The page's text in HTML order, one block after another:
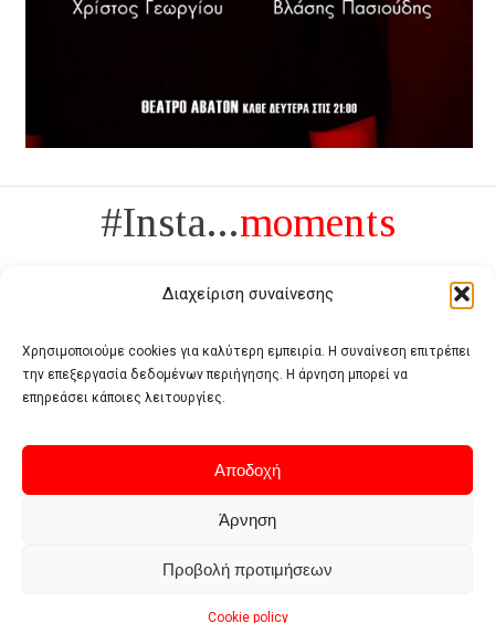
Διαχείριση συναίνεσης
Χρησιμοποιούμε cookies για καλύτερη εμπειρία. Η συναίνεση επιτρέπει
την επεξεργασία δεδομένων περιήγησης. Η άρνηση μπορεί να
επηρεάσει κάποιες λειτουργίες.
Αποδοχή
Άρνηση
Προβολή προτιμήσεων
Cookie policy
#Insta...moments
Πολυτέλεια δεν είναι το αντίθετο της ανέχειας, είναι το αντίθετο της
Terms of use Privacy policy Cookie policy